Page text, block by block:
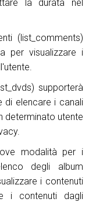
la durata nel
(list_comments)
per visualizzare i
supporterà
di elencare i canali
determinato utente
modalità per i
degli album
i contenuti
i contenuti dagli